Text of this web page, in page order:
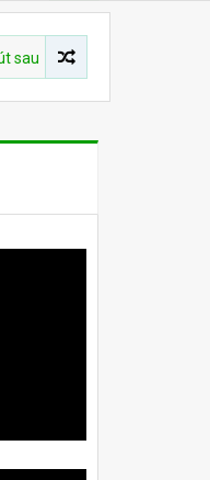
giữ tác giả